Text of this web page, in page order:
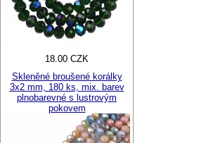
18.00 CZK
Skleněné broušené korálky
3x2 mm, 180 ks, mix. barev
plnobarevné s lustrovým
pokovem